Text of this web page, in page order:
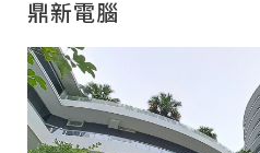
鼎新電腦